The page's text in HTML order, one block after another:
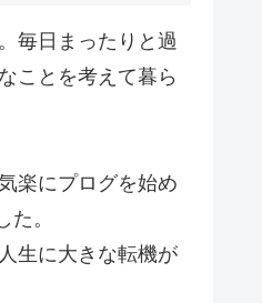
毎日まったりと過
ことを考えて暮ら
楽にプログを始め
た。
生に大きな転機が